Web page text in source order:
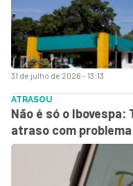
31 de julho de 2026 - 13:13
ATRASOU
Não é só o
atraso com